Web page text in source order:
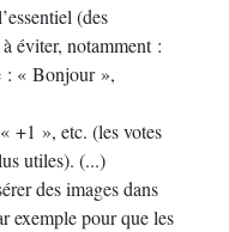
(des
éviter, notamment :
: « Bonjour »,
+1 », etc. (les votes
utiles). (...)
des images dans
exemple pour que les